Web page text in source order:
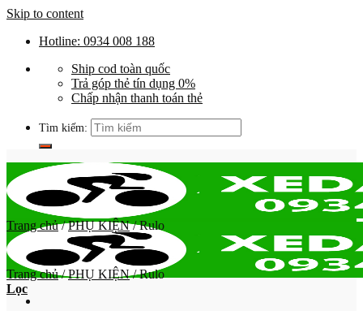
Skip to content
Hotline: 0934 008 188
Ship cod toàn quốc
Trả góp thẻ tín dụng 0%
Chấp nhận thanh toán thẻ
Tìm kiếm:
Trang chủ / PHỤ KIỆN /Rulo
Trang chủ / PHỤ KIỆN /Rulo
Lọc